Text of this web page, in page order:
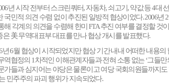
년 시작 전부터 스크린쿼터,자동차,쇠고기 ,약값 등4대
국민적 의견 수렴 없이 추진된 일방적 협상이었다. 2006년 2
해 각계의 의견을 수렴해 한미 FTA추진 여부를 결정할 것
은美무역대표부 대표를 만나 협상 개시를 발표했다.
년6월 협상이 시작되었지만 협상 기간 내내 어떠한 내용
역협정의 1차적인 이해관계자들과 전혀 소통 없는‘그들만
가들과 심지어는 야당은 물론이고 여당 국회의원들까지
민주주의 파괴 행위가 지속되었다.